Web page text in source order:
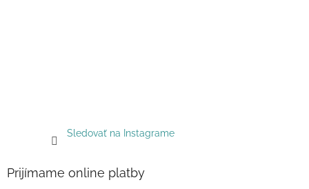
Sledovať na Instagrame
Prijímame online platby